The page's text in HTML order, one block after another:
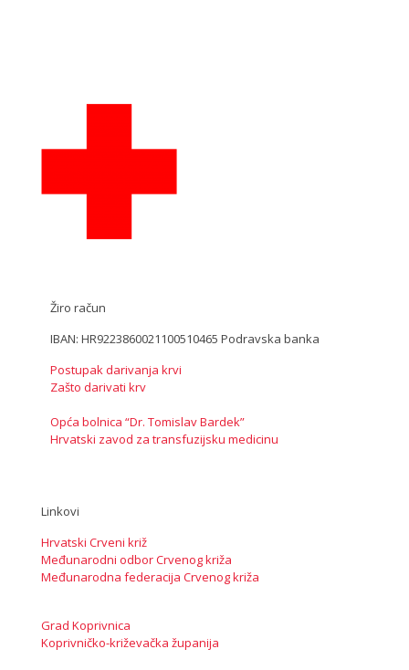
Žiro račun
IBAN: HR9223860021100510465 Podravska banka
Postupak darivanja krvi
Zašto darivati krv
Opća bolnica “Dr. Tomislav Bardek”
Hrvatski zavod za transfuzijsku medicinu
Linkovi
Hrvatski Crveni križ
Međunarodni odbor Crvenog križa
Međunarodna federacija Crvenog križa
Grad Koprivnica
Koprivničko-križevačka županija